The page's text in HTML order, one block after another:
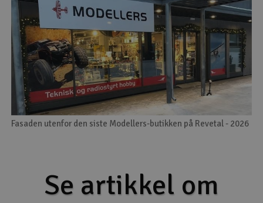
Fasaden utenfor den siste Modellers-butikken på Revetal - 2026
Se artikkel om